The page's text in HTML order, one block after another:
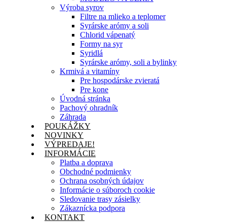
Výroba syrov
Filtre na mlieko a teplomer
Syrárske arómy a soli
Chlorid vápenatý
Formy na syr
Syridlá
Syrárske arómy, soli a bylinky
Krmivá a vitamíny
Pre hospodárske zvieratá
Pre kone
Úvodná stránka
Pachový ohradník
Záhrada
POUKÁŽKY
NOVINKY
VÝPREDAJE!
INFORMÁCIE
Platba a doprava
Obchodné podmienky
Ochrana osobných údajov
Informácie o súboroch cookie
Sledovanie trasy zásielky
Zákaznícka podpora
KONTAKT